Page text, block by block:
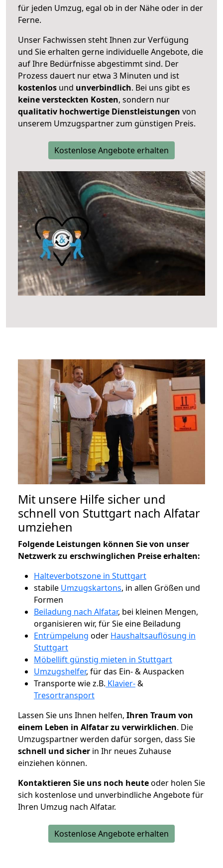
für jeden Umzug, egal ob in der Nähe oder in der
Ferne.
Unser Fachwissen steht Ihnen zur Verfügung
und Sie erhalten gerne individuelle Angebote, die
auf Ihre Bedürfnisse abgestimmt sind. Der
Prozess dauert nur etwa 3 Minuten und ist
kostenlos und unverbindlich. Bei uns gibt es
keine versteckten Kosten, sondern nur
qualitativ hochwertige Dienstleistungen von
unserem Umzugspartner zum günstigen Preis.
Kostenlose Angebote erhalten
Mit unsere Hilfe sicher und
schnell von Stuttgart nach Alfatar
umziehen
Folgende Leistungen können Sie von unser
Netzwerk zu erschwinglichen Preise erhalten:
Halteverbotszone in Stuttgart
stabile Umzugskartons, in allen Größen und
Formen
Beiladung nach Alfatar, bei kleinen Mengen,
organisieren wir, für Sie eine Beiladung
Entrümpelung oder Haushaltsauflösung in
Stuttgart
Möbellift günstig mieten in Stuttgart
Umzugshelfer, für das Ein- & Auspacken
Transporte wie z.B. Klavier-&
Tresortransport
Lassen Sie uns Ihnen helfen, Ihren Traum von
einem Leben in Alfatar zu verwirklichen. Die
Umzugspartner werden dafür sorgen, dass Sie
schnell und sicher in Ihr neues Zuhause
einziehen können.
Kontaktieren Sie uns noch heuteoder holen Sie
sich kostenlose und unverbindliche Angebote für
Ihren Umzug nach Alfatar.
Kostenlose Angebote erhalten